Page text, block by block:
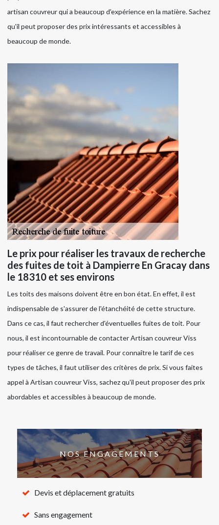
artisan couvreur qui a beaucoup d'expérience en la matière. Sachez
qu'il peut proposer des prix intéressants et accessibles à
beaucoup de monde.
Le prix pour réaliser les travaux de recherche
des fuites de toit à Dampierre En Gracay dans
le 18310 et ses environs
Les toits des maisons doivent être en bon état. En effet, il est
indispensable de s'assurer de l'étanchéité de cette structure.
Dans ce cas, il faut rechercher d'éventuelles fuites de toit. Pour
nous, il est incontournable de contacter Artisan couvreur Viss
pour réaliser ce genre de travail. Pour connaître le tarif de ces
types de tâches, il faut utiliser des critères de prix. Si vous faites
appel à Artisan couvreur Viss, sachez qu'il peut proposer des prix
abordables et accessibles à beaucoup de monde.
NOS ENGAGEMENTS
Devis et déplacement gratuits
Sans engagement